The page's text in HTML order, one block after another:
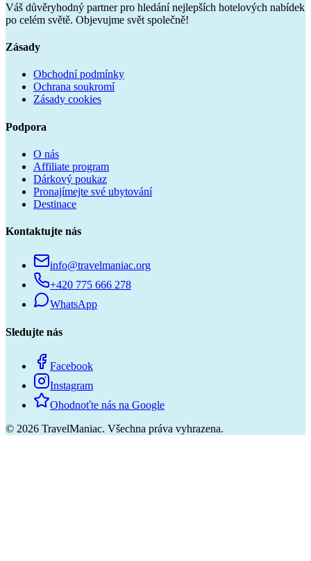
Váš důvěryhodný partner pro hledání nejlepších hotelových nabídek
po celém světě. Objevujme svět společně!
Zásady
Obchodní podmínky
Ochrana soukromí
Zásady cookies
Podpora
O nás
Affiliate program
Dárkový poukaz
Pronajímejte své ubytování
Destinace
Kontaktujte nás
info@travelmaniac.org
+420 775 666 278
WhatsApp
Sledujte nás
Facebook
Instagram
Ohodnoťte nás na Google
© 2026 TravelManiac. Všechna práva vyhrazena.